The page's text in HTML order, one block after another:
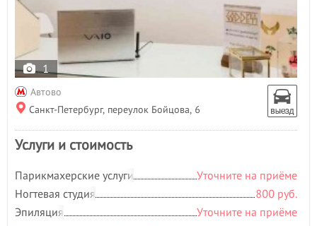
1
Автово
Санкт-Петербург, переулок Бойцова, 6
Услуги и стоимость
Парикмахерские услуги
Уточните на приёме
Ногтевая студия
800 руб.
Эпиляция
Уточните на приёме